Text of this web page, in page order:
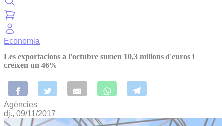
Economia
Les exportacions a l'octubre sumen 10,3 milions d'euros i
creixen un 46%
Agències
dj., 09/11/2017